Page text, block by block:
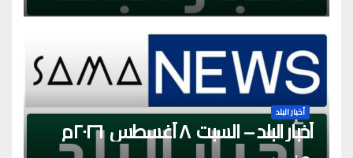
أخبار البلد
أخبار البلد – السبت ٨ أغسطس ٢٠٢٦م